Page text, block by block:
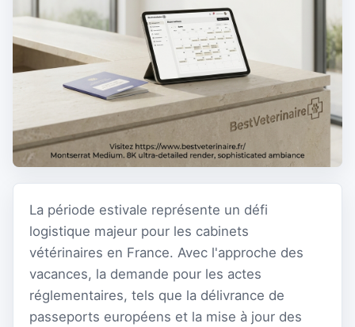
La période estivale représente un défi
logistique majeur pour les cabinets
vétérinaires en France. Avec l'approche des
vacances, la demande pour les actes
réglementaires, tels que la délivrance de
passeports européens et la mise à jour des